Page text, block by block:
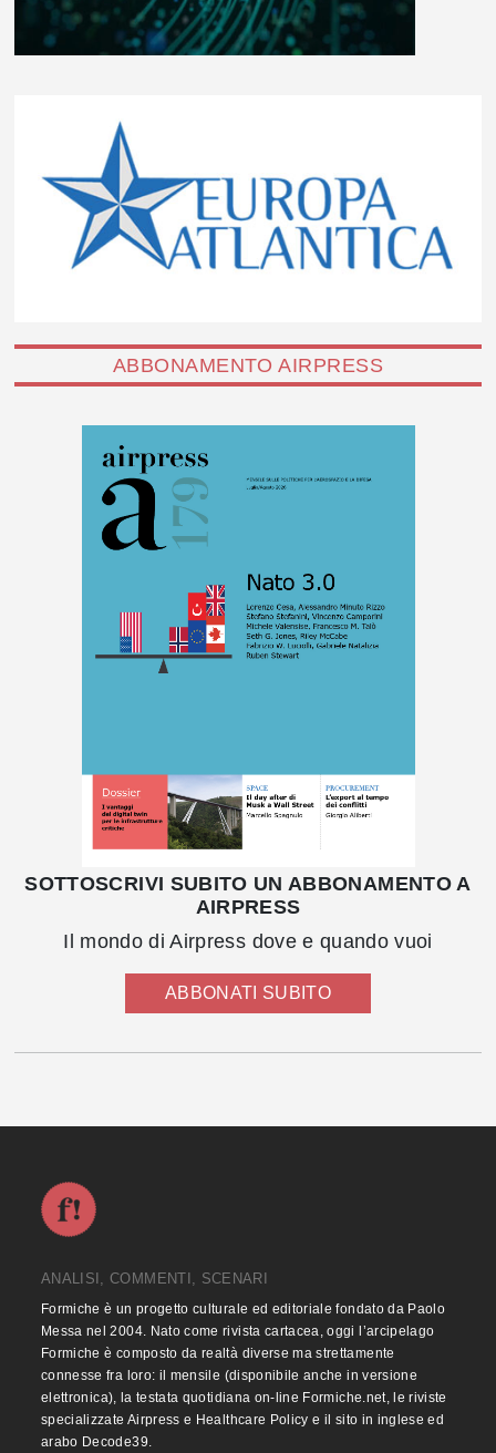
ABBONAMENTO AIRPRESS
SOTTOSCRIVI SUBITO UN ABBONAMENTO A
AIRPRESS
Il mondo di Airpress dove e quando vuoi
ABBONATI SUBITO
ANALISI, COMMENTI, SCENARI
Formiche è un progetto culturale ed editoriale fondato da Paolo
Messa nel 2004. Nato come rivista cartacea, oggi l’arcipelago
Formiche è composto da realtà diverse ma strettamente
connesse fra loro: il mensile (disponibile anche in versione
elettronica), la testata quotidiana on-line Formiche.net, le riviste
specializzate Airpress e Healthcare Policy e il sito in inglese ed
arabo Decode39.